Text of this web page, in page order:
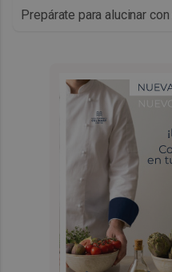
Prepárate para alucinar